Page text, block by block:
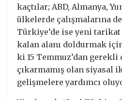
kaçtılar; ABD, Almanya,
ülkelerde çalışmalarına
Türkiye’de ise yeni tarikat
kalan alanı doldurmak için
ki 15 Temmuz’dan
çıkarmamış olan siyasal
gelişmelere yardımcı